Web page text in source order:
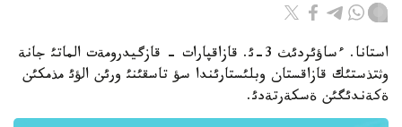
استانا. ءساؤئردئث 3-ئ. قازاقپارات - قازگيدرومةت الماتئ جانة
وثتذستئك قازاقستان وبلئستارئندا سؤ تاسقئنئ ورئن الؤئ مذمكئن
ةكةندئگئن ةسكةرتةدئ.